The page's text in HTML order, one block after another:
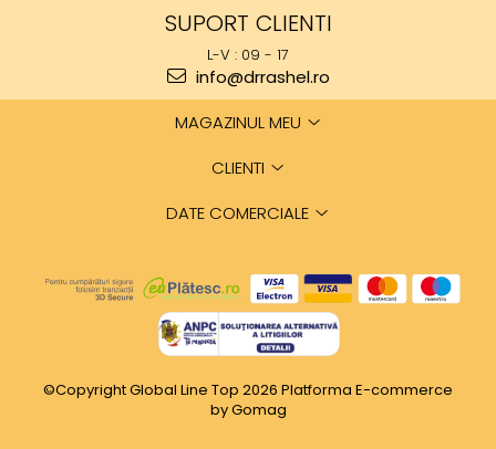
SUPORT CLIENTI
L-V : 09 - 17
info@drrashel.ro
MAGAZINUL MEU
CLIENTI
DATE COMERCIALE
©Copyright Global Line Top 2026 Platforma E-commerce
by Gomag